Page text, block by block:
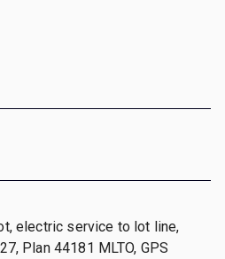
electric service to lot line,
Plan 44181 MLTO, GPS